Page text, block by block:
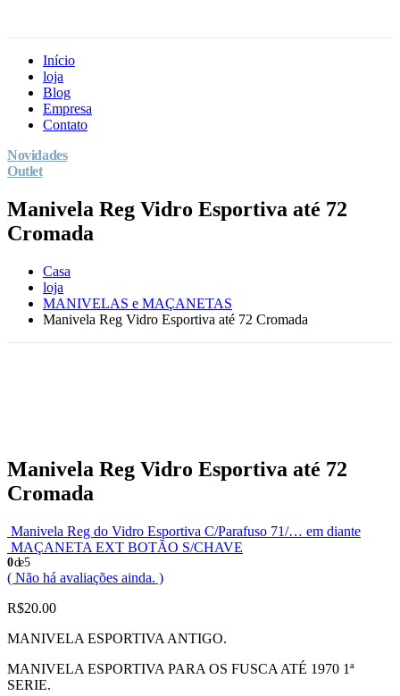
Início
loja
Blog
Empresa
Contato
Novidades
Outlet
Manivela Reg Vidro Esportiva até 72
Cromada
Casa
loja
MANIVELAS e MAÇANETAS
Manivela Reg Vidro Esportiva até 72 Cromada
Manivela Reg Vidro Esportiva até 72
Cromada
Manivela Reg do Vidro Esportiva C/Parafuso 71/… em diante
MAÇANETA EXT BOTÃO S/CHAVE
0de 5
( Não há avaliações ainda. )
R$20.00
MANIVELA ESPORTIVA ANTIGO.
MANIVELA ESPORTIVA PARA OS FUSCA ATÉ 1970 1ª
SERIE.